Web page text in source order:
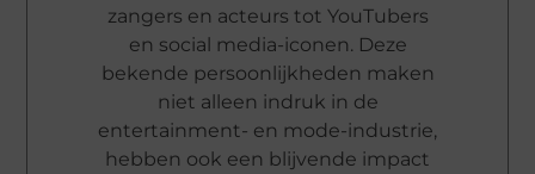
zangers en acteurs tot YouTubers
en social media-iconen. Deze
bekende persoonlijkheden maken
niet alleen indruk in de
entertainment- en mode-industrie,
hebben ook een blijvende impact